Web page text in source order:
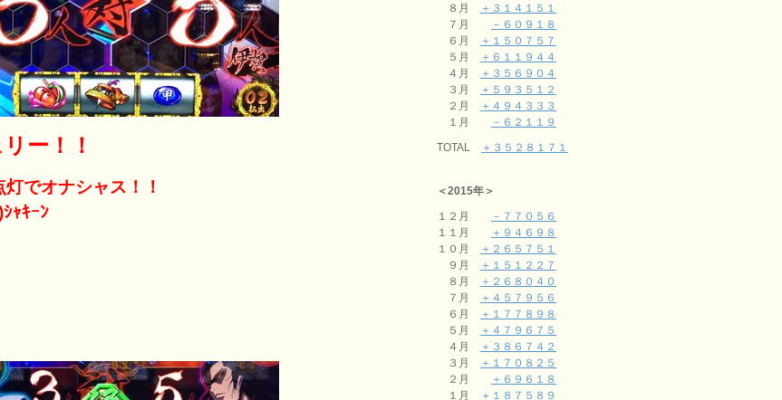
ー！！
灯でオナシャス！！
ｬｷｰﾝ
８月
＋３１４１５１
７月
－６０９１８
６月
＋１５０７５７
５月
＋６１１９４４
４月
＋３５６９０４
３月
＋５９３５１２
２月
＋４９４３３３
１月
－６２１１９
TOTAL
＋３５２８１７１
＜2015年＞
１２月
－７７０５６
１１月
＋９４６９８
１０月
＋２６５７５１
９月
＋１５１２２７
８月
＋２６８０４０
７月
＋４５７９５６
６月
＋１７７８９８
５月
＋４７９６７５
４月
＋３８６７４２
３月
＋１７０８２５
２月
＋６９６１８
１月
＋１８７５８９